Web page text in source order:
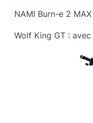
NAMI Burn-e 2 MAX
Wolf King GT :